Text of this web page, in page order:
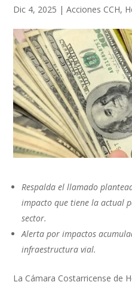
Dic 4, 2025 |Acciones CCH,
Respalda el llamado
impacto que tiene la actual
sector.
Alerta por impactos
infraestructura vial.
La Cámara Costarricense de